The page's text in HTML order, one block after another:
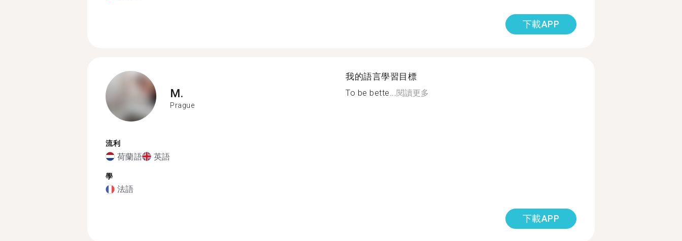
下載APP
M.
Prague
流利
荷蘭語 英語
學
法語
我的語言學習目標
To be bette...閱讀更多
下載APP